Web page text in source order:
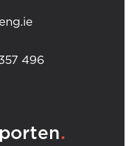
496
.